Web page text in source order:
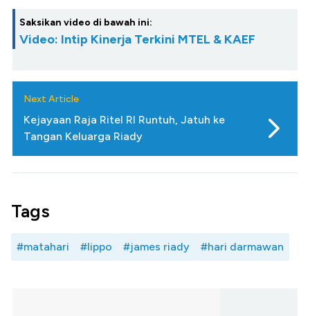
Saksikan video di bawah ini:
Video: Intip Kinerja Terkini MTEL & KAEF
Next Article
Kejayaan Raja Ritel RI Runtuh, Jatuh ke
Tangan Keluarga Riady
Tags
#matahari #lippo #james riady #hari darmawan